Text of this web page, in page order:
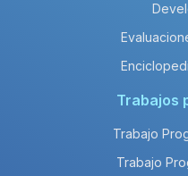
Trabajos
Trabajo
Trabajo